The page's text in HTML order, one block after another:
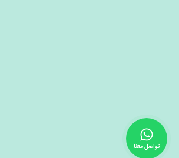
تواصل معنا